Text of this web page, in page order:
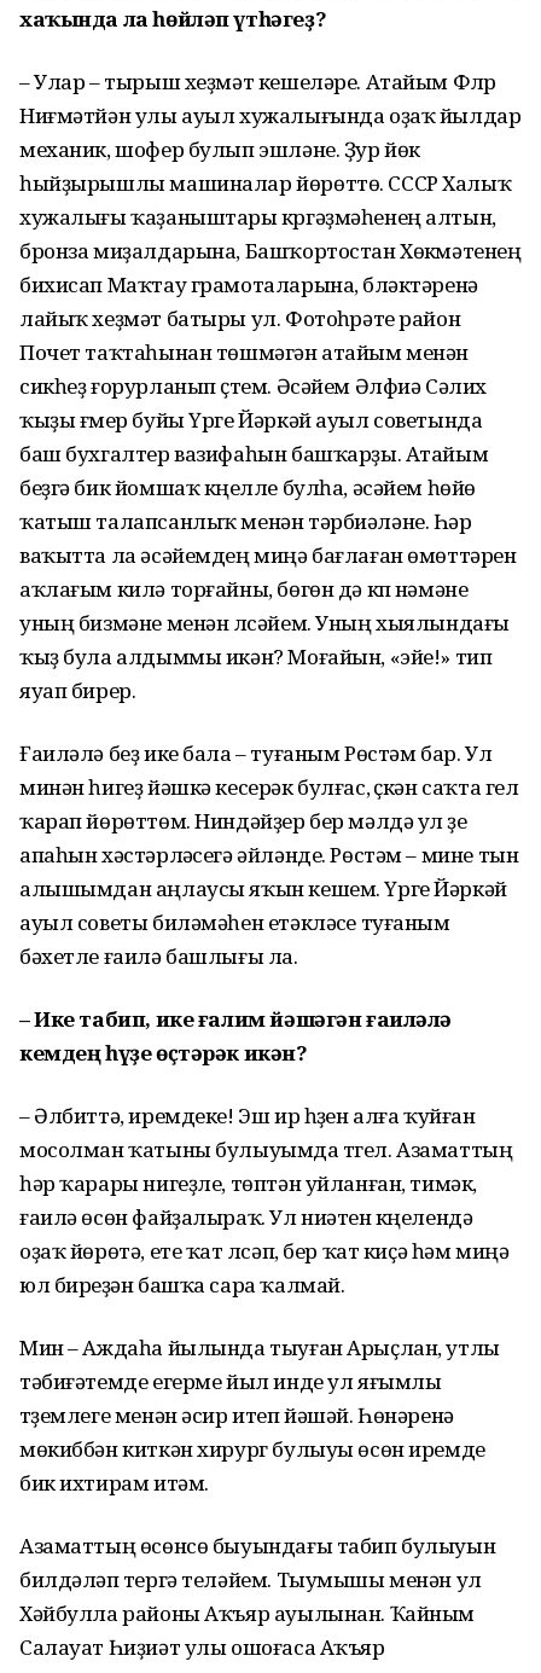
хаҡында ла һөйләп үтһәгеҙ?
– Улар – тырыш хеҙмәт кешеләре. Атайым Флүр
Ниғмәтйән улы ауыл хужалығында оҙаҡ йылдар
механик, шофер булып эшләне. Ҙур йөк
һыйҙырышлы машиналар йөрөттө. СССР Халыҡ
хужалығы ҡаҙаныштары күргәҙмәһенең алтын,
бронза миҙал­дарына, Башҡортостан Хөкүмәтенең
бихисап Маҡтау грамоталарына, бүләктәренә
лайыҡ хеҙмәт батыры ул. Фотоһүрәте район
Почет таҡтаһынан төшмәгән атайым менән
сикһеҙ ғорурланып үҫтем. Әсәйем Әлфиә Сәлих
ҡыҙы ғүмер буйы Үрге Йәркәй ауыл советында
баш бухгалтер вазифаһын башҡарҙы. Атайым
беҙгә бик йомшаҡ күңелле булһа, әсәйем һөйөү
ҡатыш талапсанлыҡ менән тәрбиәләне. Һәр
ваҡытта ла әсәйемдең миңә бағлаған өмөттәрен
аҡлағым килә торғайны, бөгөн дә күп нәмәне
уның бизмәне менән үлсәйем. Уның хыялындағы
ҡыҙ була алдыммы икән? Моғайын, «эйе!» тип
яуап бирер.
Ғаиләлә беҙ ике бала – туғаным Рөстәм бар. Ул
минән һигеҙ йәшкә кесерәк булғас, үҫкән саҡта гел
ҡарап йөрөттөм. Ниндәйҙер бер мәлдә ул үҙе
апаһын хәстәрләүсегә әйләнде. Рөстәм – мине тын
алышымдан аңлаусы яҡын кешем. Үрге Йәркәй
ауыл советы биләмәһен етәкләүсе туғаным
бәхетле ғаилә башлығы ла.
– Ике табип, ике ғалим йәшәгән ғаиләлә
кемдең һүҙе өҫтәрәк икән?
– Әлбиттә, иремдеке! Эш ир һүҙен алға ҡуйған
мосолман ҡатыны булыуымда түгел. Азаматтың
һәр ҡарары нигеҙле, төптән уйланған, тимәк,
ғаилә өсөн файҙалыраҡ. Ул ниәтен күңелендә
оҙаҡ йөрөтә, ете ҡат үлсәп, бер ҡат киҫә һәм миңә
юл биреүҙән башҡа сара ҡалмай.
Мин – Аждаһа йылында тыуған Арыҫлан, утлы
тәбиғәтемде егерме йыл инде ул яғымлы
түҙемлеге менән әсир итеп йәшәй. Һөнәренә
мөкиббән киткән хирург булыуы өсөн иремде
бик ихтирам итәм.
Азаматтың өсөнсө быуындағы табип булыуын
билдәләп үтергә теләйем. Тыу­мышы менән ул
Хәйбулла районы Аҡъяр ауылынан. Ҡайным
Салауат Һиҙиәт улы ошоғаса Аҡъяр